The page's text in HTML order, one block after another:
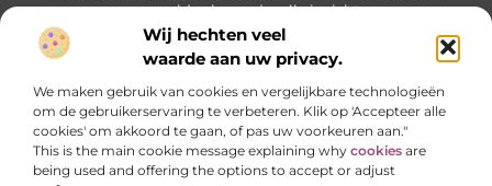
Wij hechten veel
waarde aan uw privacy.
We maken gebruik van cookies en vergelijkbare technologieën
om de gebruikerservaring te verbeteren. Klik op 'Accepteer alle
cookies' om akkoord te gaan, of pas uw voorkeuren aan."
This is the main cookie message explaining why cookies are
being used and offering the options to accept or adjust
een wereld vol waardevolle inzichten.
Bericht categorie
Onze informatie